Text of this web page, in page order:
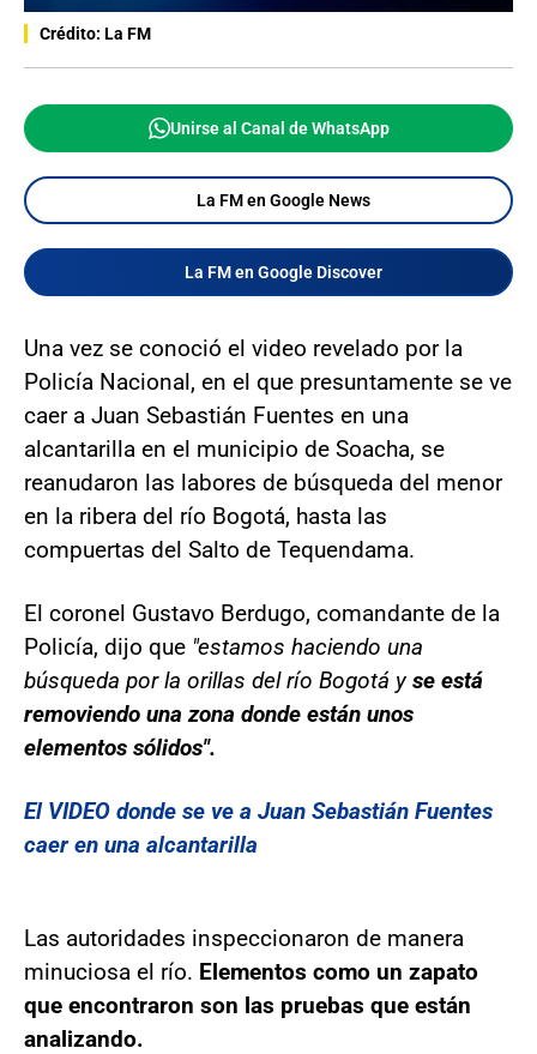
Crédito: La FM
Unirse al Canal de WhatsApp
La FM en Google News
La FM en Google Discover
Una vez se conoció el video revelado por la
Policía Nacional, en el que presuntamente se ve
caer a Juan Sebastián Fuentes en una
alcantarilla en el municipio de Soacha, se
reanudaron las labores de búsqueda del menor
en la ribera del río Bogotá, hasta las
compuertas del Salto de Tequendama.
El coronel Gustavo Berdugo, comandante de la
Policía, dijo que "estamos haciendo una
búsqueda por la orillas del río Bogotá yse está
removiendo una zona donde están unos
elementos sólidos".
El VIDEO donde se ve a Juan Sebastián Fuentes
caer en una alcantarilla
Las autoridades inspeccionaron de manera
minuciosa el río. Elementos como un zapato
que encontraron son las pruebas que están
analizando.